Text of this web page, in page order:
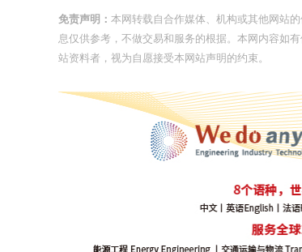
免责声明： 本网转载自合作媒体、机构或其他网站
息仅供参考，不做交易和服务的根据。本网内容如
站资料者，视为自愿接受本网站声明的约束。